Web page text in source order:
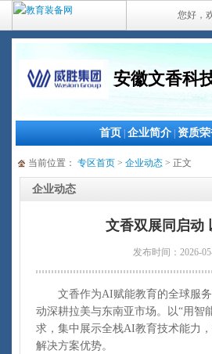
您好，
安徽文香科
首页 企业简介 资质
当前位置： 专区首页 > 企业动态 > 正文
企业动态
文香双展同启动
发布时间：2026-
文香作为AI赋能教育的全球服务
动深耕拉美与东南亚市场。以“用智
求，集中展示全栈AI教育技术能力
解决方案优势。